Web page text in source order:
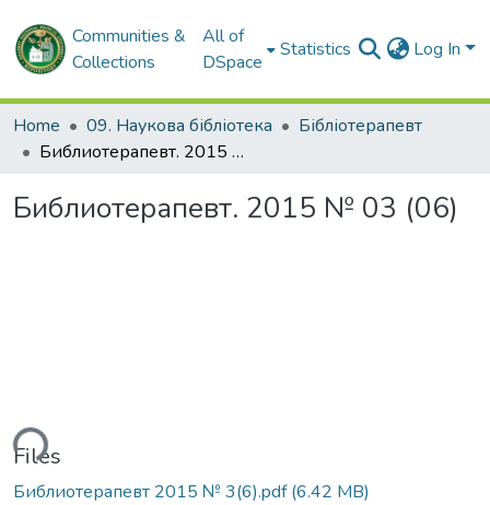
Communities &
Collections
All of
DSpace
Statistics Log In
Home 09. Наукова бібліотека
Бібліотерапевт
Библиотерапевт. 2015 № 03 (06)
Библиотерапевт. 2015 № 03 (06)
Files
Библиотерапевт 2015 № 3(6).pdf(6.42 MB)